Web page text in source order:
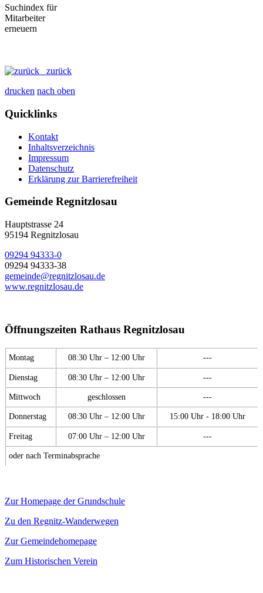
zurück
drucken nach oben
Quicklinks
Kontakt
Inhaltsverzeichnis
Impressum
Datenschutz
Erklärung zur Barrierefreiheit
Gemeinde Regnitzlosau
Hauptstrasse 24
95194 Regnitzlosau
09294 94333-0
09294 94333-38
gemeinde@regnitzlosau.de
www.regnitzlosau.de
Öffnungszeiten Rathaus Regnitzlosau
Montag 08:30 Uhr – 12:00 Uhr ---
Dienstag 08:30 Uhr – 12:00 Uhr ---
Mittwoch geschlossen ---
Donnerstag 08:30 Uhr – 12:00 Uhr 15:00 Uhr - 18:00 Uhr
Freitag 07:00 Uhr – 12:00 Uhr ---
oder nach Terminabsprache
Zur Homepage der Grundschule
Zu den Regnitz-Wanderwegen
Zur Gemeindehomepage
Zum Historischen Verein